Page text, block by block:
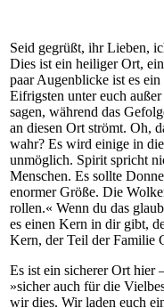
Seid gegrüßt, ihr Lieben,
Dies ist ein heiliger Ort,
paar Augenblicke ist es
Eifrigsten unter euch
sagen, während das
an diesen Ort strömt. Oh,
wahr? Es wird einige in
unmöglich. Spirit spricht
Menschen. Es sollte
enormer Größe. Die
rollen.« Wenn du das
es einen Kern in dir gibt,
Kern, der Teil der Familie
Es ist ein sicherer Ort hier
»sicher auch für die
wir dies. Wir laden euch